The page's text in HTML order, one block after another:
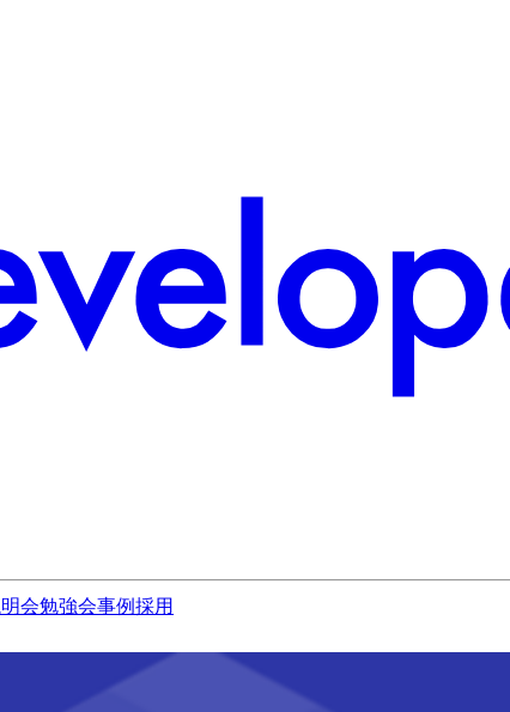
会勉強会事例採用